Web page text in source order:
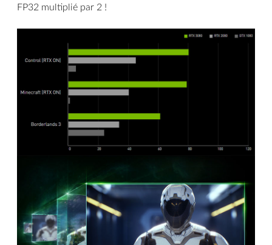
FP32 multiplié par 2 !